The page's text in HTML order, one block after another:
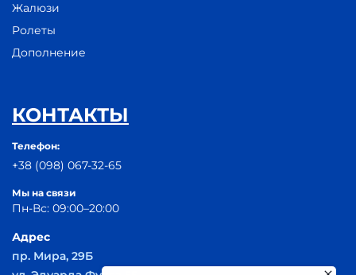
Жалюзи
Ролеты
Дополнение
КОНТАКТЫ
Телефон:
+38 (098) 067-32-65
Мы на связи
Пн-Вс: 09:00–20:00
Адрес
пр. Мира, 29Б